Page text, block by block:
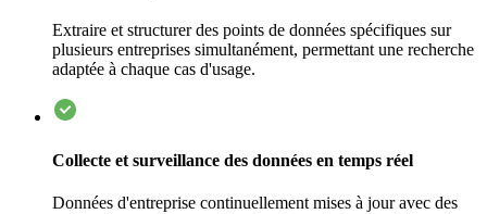
Extraire et structurer des points de données spécifiques sur
plusieurs entreprises simultanément, permettant une recherche
adaptée à chaque cas d'usage.
Collecte et surveillance des données en temps réel
Données d'entreprise continuellement mises à jour avec des